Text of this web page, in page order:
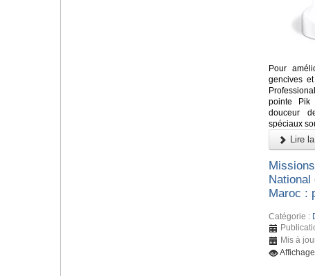
Pour
gencives
pointe Pik
douceur
spéciaux
Lire
National
Maroc :
Catégorie :
Mis à